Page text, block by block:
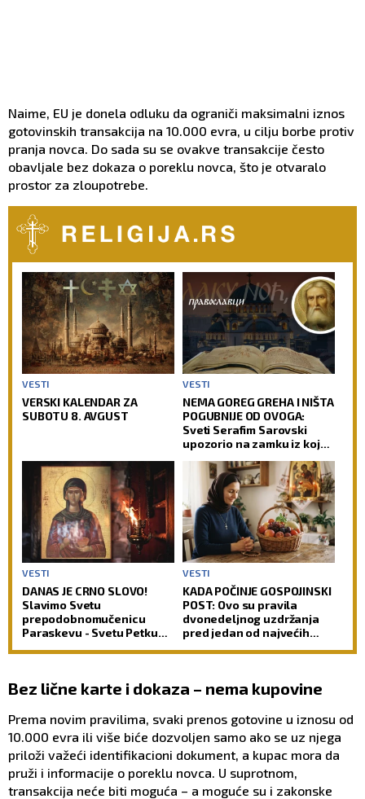
Naime, EU je donela odluku da ograniči maksimalni iznos
gotovinskih transakcija na 10.000 evra, u cilju borbe protiv
pranja novca. Do sada su se ovakve transakcije često
obavljale bez dokaza o poreklu novca, što je otvaralo
prostor za zloupotrebe.
VESTI
VERSKI KALENDAR ZA
SUBOTU 8. AVGUST
VESTI
NEMA GOREG GREHA I NIŠTA
POGUBNIJE OD OVOGA:
Sveti Serafim Sarovski
upozorio na zamku iz koje
VESTI
DANAS JE CRNO SLOVO!
Slavimo Svetu
prepodobnomučenicu
Paraskevu - Svetu Petku
VESTI
KADA POČINJE GOSPOJINSKI
POST: Ovo su pravila
dvonedeljnog uzdržanja
pred jedan od najvećih
Bez lične karte i dokaza – nema kupovine
Prema novim pravilima, svaki prenos gotovine u iznosu od
10.000 evra ili više biće dozvoljen samo ako se uz njega
priloži važeći identifikacioni dokument, a kupac mora da
pruži i informacije o poreklu novca. U suprotnom,
transakcija neće biti moguća – a moguće su i zakonske